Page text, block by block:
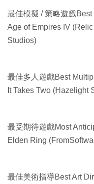
最佳模擬 / 策略遊戲
Age of Empires IV
Studios)
最佳多人遊戲Best
It Takes Two (Hazelight
最受期待遊戲Most
Elden Ring
最佳美術指導Best Art